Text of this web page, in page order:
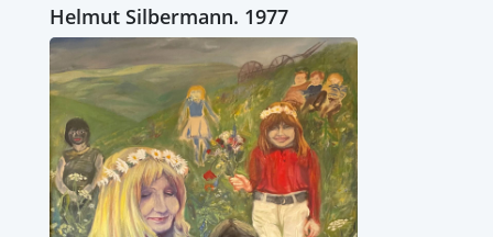
Helmut Silbermann. 1977